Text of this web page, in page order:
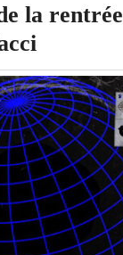
la rentrée